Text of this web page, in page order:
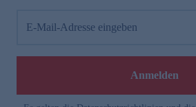
E-Mail-Adresse eingeben
Anmelden